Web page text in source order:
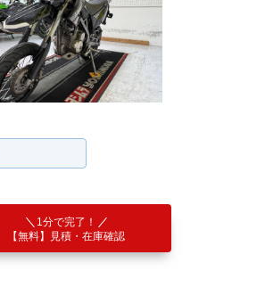
1分で完了！
【無料】見積・在庫確認